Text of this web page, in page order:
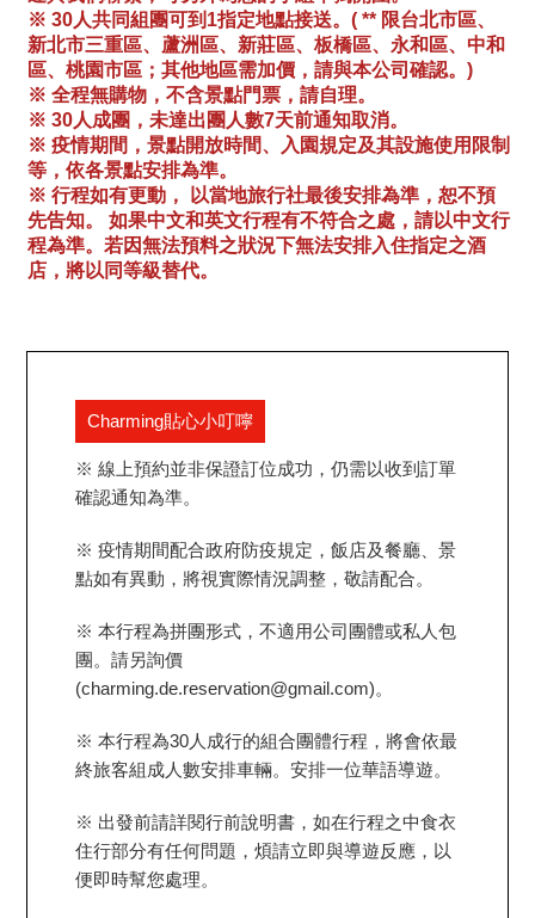
※ 30人共同組團可到1指定地點接送。( ** 限台北市區、
新北市三重區、蘆洲區、新莊區、板橋區、永和區、中和
區、桃園市區；其他地區需加價，請與本公司確認。)
※ 全程無購物，不含景點門票，請自理。
※ 30人成團，未達出團人數7天前通知取消。
※ 疫情期間，景點開放時間、入園規定及其設施使用限制
等，依各景點安排為準。
※ 行程如有更動， 以當地旅行社最後安排為準，恕不預
先告知。 如果中文和英文行程有不符合之處，請以中文行
程為準。若因無法預料之狀況下無法安排入住指定之酒
店，將以同等級替代。
Charming貼心小叮嚀
※ 線上預約並非保證訂位成功，仍需以收到訂單
確認通知為準。
※ 疫情期間配合政府防疫規定，飯店及餐廳、景
點如有異動，將視實際情況調整，敬請配合。
※ 本行程為拼團形式，不適用公司團體或私人包
團。請另詢價
(charming.de.reservation@gmail.com)。
※ 本行程為30人成行的組合團體行程，將會依最
終旅客組成人數安排車輛。安排一位華語導遊。
※ 出發前請詳閱行前說明書，如在行程之中食衣
住行部分有任何問題，煩請立即與導遊反應，以
便即時幫您處理。